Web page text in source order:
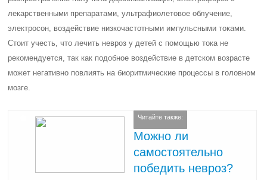
лекарственными препаратами, ультрафиолетовое облучение,
электросон, воздействие низкочастотными импульсными токами.
Стоит учесть, что лечить невроз у детей с помощью тока не
рекомендуется, так как подобное воздействие в детском возрасте
может негативно повлиять на биоритмические процессы в головном
мозге.
Читайте также:
Можно ли
самостоятельно
победить невроз?